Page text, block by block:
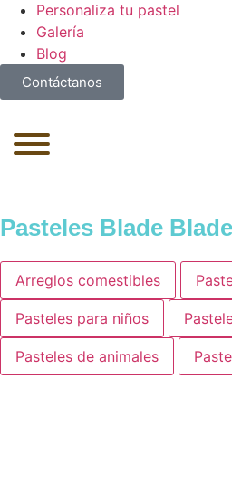
Personaliza tu pastel
Galería
Blog
Contáctanos
Pasteles Blade Blade
Arreglos comestibles
Pasteles para niños
Pasteles de animales